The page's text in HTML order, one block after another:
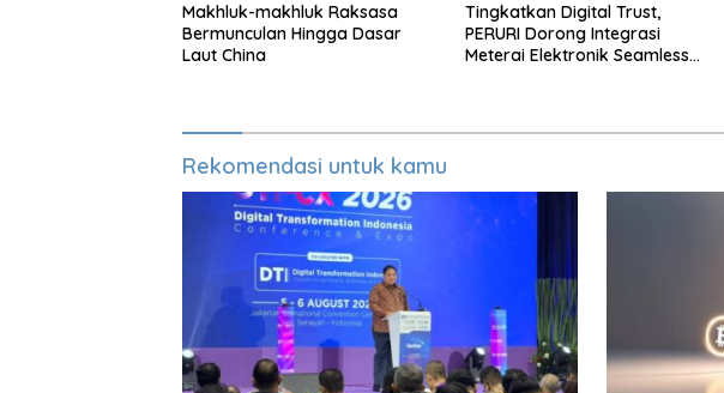
Makhluk-makhluk Raksasa
Bermunculan Hingga Dasar
Laut China
Tingkatkan Digital Trust,
PERURI Dorong Integrasi
Meterai Elektronik Seamless
Rekomendasi untuk kamu